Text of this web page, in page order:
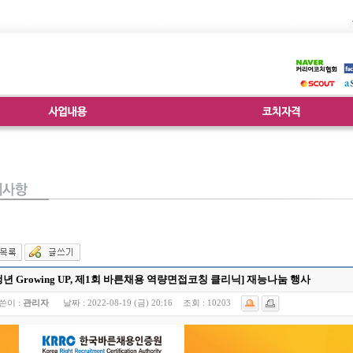
년 Growing UP, 제1회 바른채용 역량면접코칭 클리닉] 재능나눔 행사
이 : 관리자 날짜 : 2022-08-19 (금) 20:16 조회 : 10203